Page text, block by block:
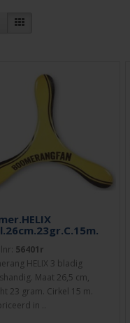
56401r
HELIX 3 bladig
Maat 26,5 cm,
23 gram. Cirkel 15 m.
in ..